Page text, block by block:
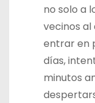
no solo a
vecinos al
entrar en
días,
minutos